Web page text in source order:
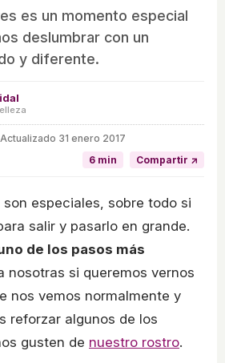
es un momento especial
deslumbrar con un
y diferente.
Actualizado 31 enero 2017
6 min
Compartir ↗
especiales, sobre todo si
salir y pasarlo en grande.
de los pasos más
nosotras si queremos vernos
nos vemos normalmente y
reforzar algunos de los
gusten de nuestro rostro.